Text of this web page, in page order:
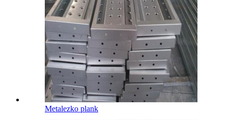
Metalezko plank